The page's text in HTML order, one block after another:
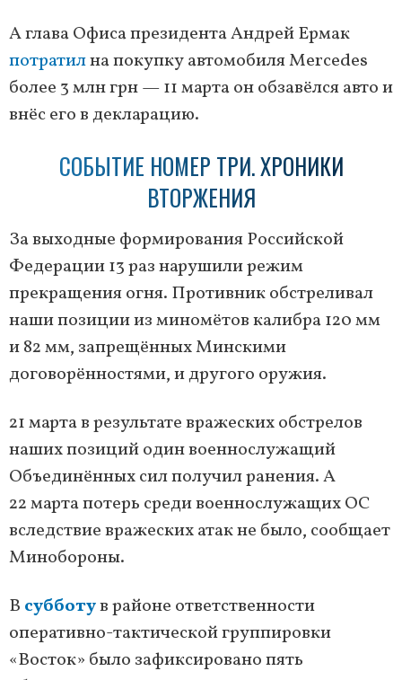
А глава Офиса президента Андрей Ермак
потратилна покупку автомобиля Mercedes
более 3 млн грн — 11 марта он обзавёлся авто и
внёс его в декларацию.
СОБЫТИЕ НОМЕР ТРИ. ХРОНИКИ
ВТОРЖЕНИЯ
За выходные формирования Российской
Федерации 13 раз нарушили режим
прекращения огня. Противник обстреливал
наши позиции из миномётов калибра 120 мм
и 82 мм, запрещённых Минскими
договорённостями, и другого оружия.
21 марта в результате вражеских обстрелов
наших позиций один военнослужащий
Объединённых сил получил ранения. А
22 марта потерь среди военнослужащих ОС
вследствие вражеских атак не было, сообщает
Минобороны.
В субботув районе ответственности
оперативно-тактической группировки
«Восток» было зафиксировано пять